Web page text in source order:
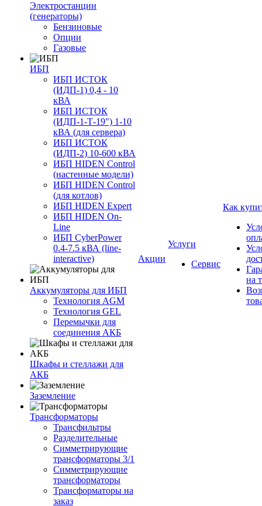
Электростанции
(генераторы)
Бензиновые
Опции
Газовые
ИБП
ИБП ИСТОК
(ИДП-1) 0,4 - 10
кВА
ИБП ИСТОК
(ИДП-1-Т-19") 1-10
кВА (для сервера)
ИБП ИСТОК
(ИДП-2) 10-600 кВА
ИБП HIDEN Control
(настенные модели)
ИБП HIDEN Control
(для котлов)
ИБП HIDEN Expert
ИБП HIDEN On-
Line
ИБП CyberPower
0.4-7.5 кВА (line-
interactive)
Аккумуляторы для ИБП
Технология AGM
Технология GEL
Перемычки для
соединения АКБ
Шкафы и стеллажи для
АКБ
Заземление
Трансформаторы
Трансфильтры
Разделительные
Симметрирующие
трансформаторы 3/1
Симметрирующие
трансформаторы
Трансформаторы на
заказ
Акции
Услуги
Сервис
Как
на